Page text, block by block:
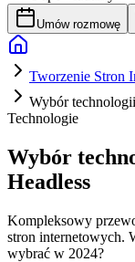
Umów rozmowę
Tworzenie Stron
Wybór
Technologie
Wybór
Headless
Kompleksowy
stron internetowych.
wybrać w 2024?